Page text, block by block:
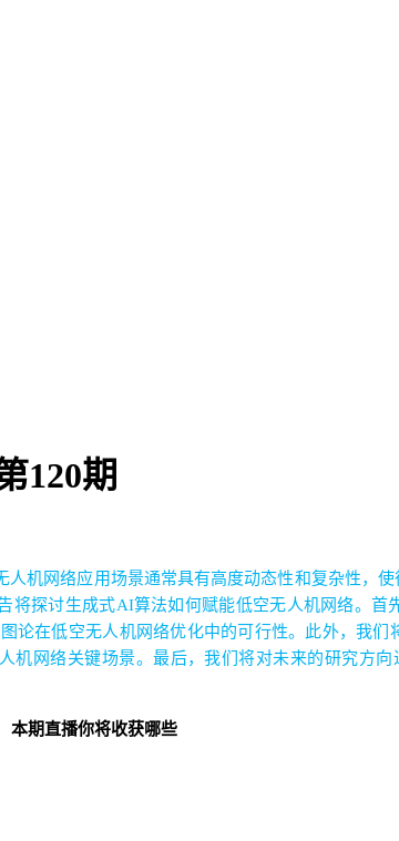
120期
机网络应用场景通常具有高度动态性和复杂性，
将探讨生成式AI算法如何赋能低空无人机网络。首
论在低空无人机网络优化中的可行性。此外，我们
机网络关键场景。最后，我们将对未来的研究方向
本期直播你将收获哪些